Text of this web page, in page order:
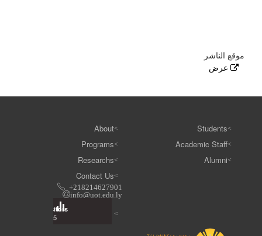
موقع الناشر
عرض
About
Programs
Researchs
Students
Academic Staff
Alumni
Contact Us
+218214627901
info@uot.edu.ly
Total: 3 614 025
Visitors